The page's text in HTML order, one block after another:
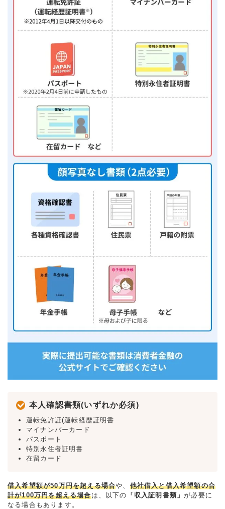
本人確認書類(いずれか必須)
運転免許証(運転経歴証明書
マイナンバーカード
パスポート
特別永住者証明書
在留カード
借入希望額が50万円を超える場合や、 他社借入と借入希望額の合
計が100万円を超える場合は、以下の 「収入証明書類」が必要に
なる場合もあります。